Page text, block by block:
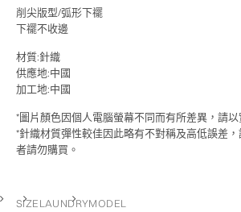
削尖版型/弧形下襬
下襬不收邊
材質:針織
供應地:中國
加工地:中國
*圖片顏色因個人電腦螢幕不同而有所差異，請以
*針織材質彈性較佳因此略有不對稱及高低誤差
者請勿購買。
SIZELAUNDRYMODEL